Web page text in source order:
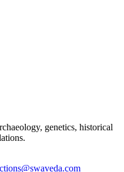
genetics, historical